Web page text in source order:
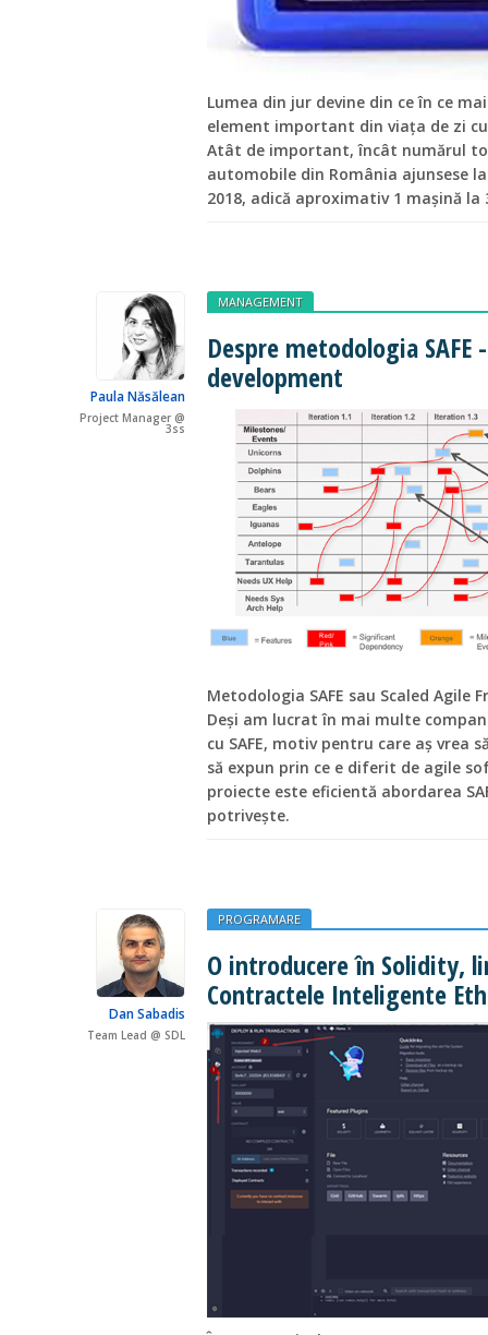
Lumea din jur devine din ce în ce
element important din viața de zi
Atât de important, încât numărul
automobile din România ajunsese
2018, adică aproximativ 1 mașină
Paula Năsălean
Project Manager @
3ss
MANAGEMENT
Despre metodologia
development
Metodologia SAFE sau Scaled Agile
Deși am lucrat în mai multe
cu SAFE, motiv pentru care aș vrea
să expun prin ce e diferit de agile
proiecte este eficientă abordarea
potrivește.
Dan Sabadis
Team Lead @ SDL
PROGRAMARE
O introducere în Solidity,
Contractele Inteligente